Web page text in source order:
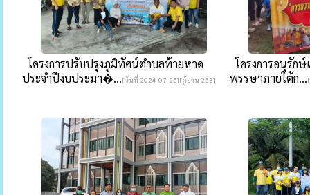
โครงการปรับปรุงภูมิทัศน์ตำบลท้ายหาด
ประจำปีงบประมา�...[วันที่ 2024-07-25][ผู้อ่าน 253]
โครงการอนุรัก
พรรษาภายใต้ก...